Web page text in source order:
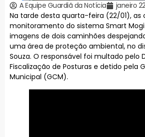
A Equipe Guardiã da Notícia janeiro
Na tarde desta quarta-feira (22/01), as
monitoramento do sistema Smart
imagens de dois caminhões
uma área de proteção ambiental, no
Souza. O responsável foi multado pelo
Fiscalização de Posturas e detido pela
Municipal (GCM).